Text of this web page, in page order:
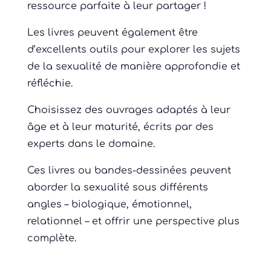
ressource parfaite à leur partager !
Les livres peuvent également être
d’excellents outils pour explorer les sujets
de la sexualité de manière approfondie et
réfléchie.
Choisissez des ouvrages adaptés à leur
âge et à leur maturité, écrits par des
experts dans le domaine.
Ces livres ou bandes-dessinées peuvent
aborder la sexualité sous différents
angles – biologique, émotionnel,
relationnel – et offrir une perspective plus
complète.